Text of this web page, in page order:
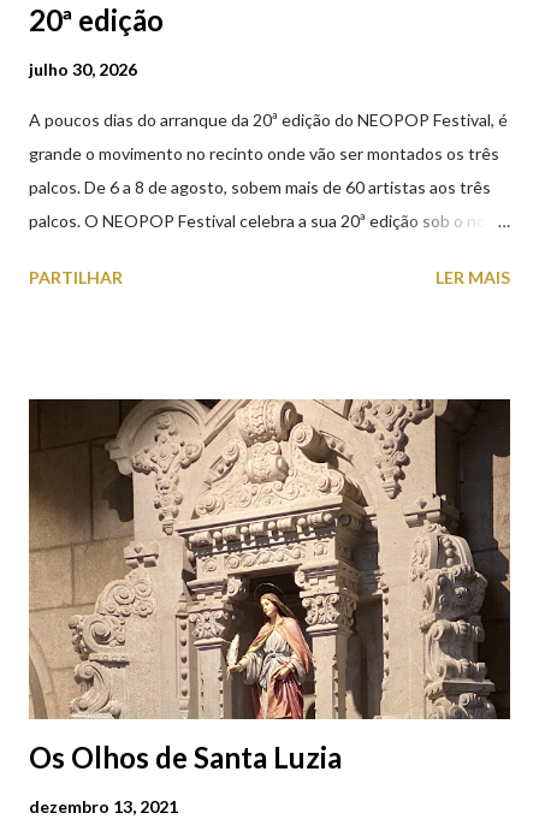
20ª edição
julho 30, 2026
A poucos dias do arranque da 20ª edição do NEOPOP Festival, é
grande o movimento no recinto onde vão ser montados os três
palcos. De 6 a 8 de agosto, sobem mais de 60 artistas aos três
palcos. O NEOPOP Festival celebra a sua 20ª edição sob o nome
Portugal e um dos mais prestigiados da Europa, atrai milhares de
PARTILHAR LER MAIS
Os Olhos de Santa Luzia
dezembro 13, 2021